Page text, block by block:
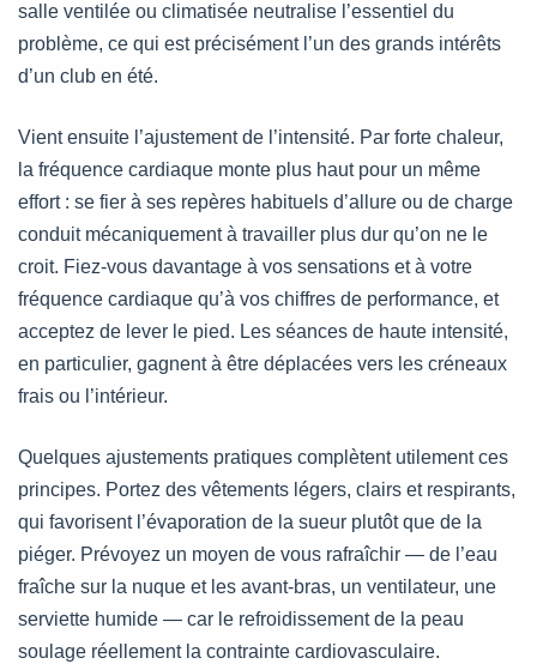
salle ventilée ou climatisée neutralise l’essentiel du
problème, ce qui est précisément l’un des grands intérêts
d’un club en été.
Vient ensuite l’ajustement de l’intensité. Par forte chaleur,
la fréquence cardiaque monte plus haut pour un même
effort : se fier à ses repères habituels d’allure ou de charge
conduit mécaniquement à travailler plus dur qu’on ne le
croit. Fiez-vous davantage à vos sensations et à votre
fréquence cardiaque qu’à vos chiffres de performance, et
acceptez de lever le pied. Les séances de haute intensité,
en particulier, gagnent à être déplacées vers les créneaux
frais ou l’intérieur.
Quelques ajustements pratiques complètent utilement ces
principes. Portez des vêtements légers, clairs et respirants,
qui favorisent l’évaporation de la sueur plutôt que de la
piéger. Prévoyez un moyen de vous rafraîchir — de l’eau
fraîche sur la nuque et les avant-bras, un ventilateur, une
serviette humide — car le refroidissement de la peau
soulage réellement la contrainte cardiovasculaire.